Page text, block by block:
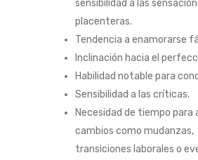
sensibilidad a las
placenteras.
Tendencia a enamorarse
Inclinación hacia el
Habilidad notable para
Sensibilidad a las críticas.
Necesidad de tiempo para
cambios como mudanzas,
transiciones laborales o